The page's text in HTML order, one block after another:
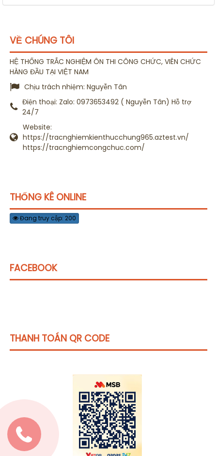
VỀ CHÚNG TÔI
HỆ THỐNG TRẮC NGHIỆM ÔN THI CÔNG CHỨC, VIÊN CHỨC
HÀNG ĐẦU TẠI VIỆT NAM
Chịu trách nhiệm: Nguyễn Tân
Điện thoại: Zalo: 0973653492 ( Nguyễn Tân) Hỗ trợ
24/7
Website:
https://tracnghiemkienthucchung965.aztest.vn/
https://tracnghiemcongchuc.com/
THỐNG KÊ ONLINE
Đang truy cập: 200
FACEBOOK
THANH TOÁN QR CODE